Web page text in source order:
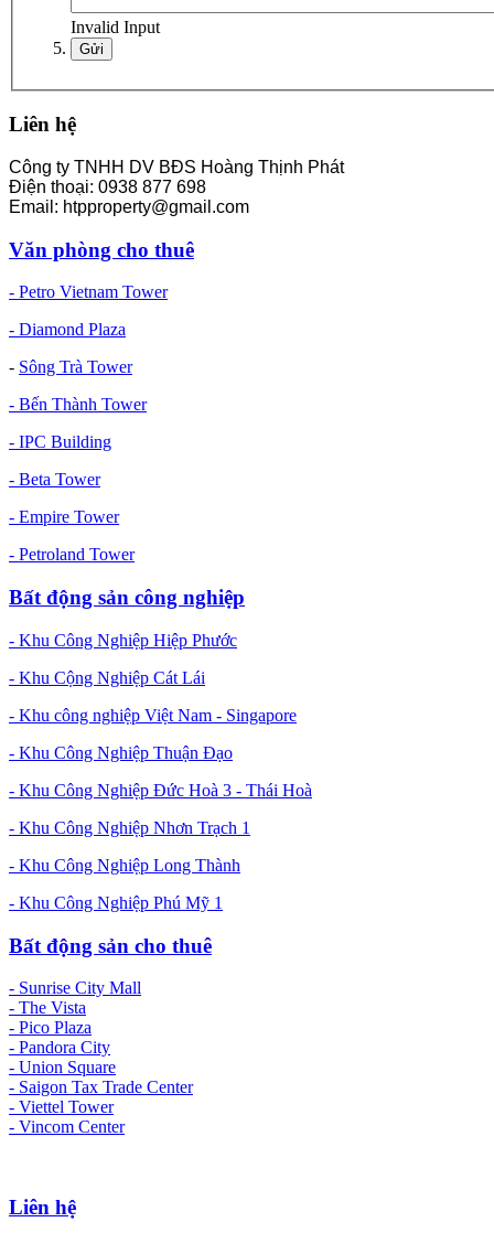
Invalid Input
Liên hệ
Công ty TNHH DV BĐS Hoàng Thịnh Phát
Điện thoại: 0938 877 698
Email: htpproperty@gmail.com
Văn phòng cho thuê
- Petro Vietnam Tower
- Diamond Plaza
- Sông Trà Tower
- Bến Thành Tower
- IPC Building
- Beta Tower
- Empire Tower
- Petroland Tower
Bất động sản công nghiệp
- Khu Công Nghiệp Hiệp Phước
- Khu Cộng Nghiệp Cát Lái
- Khu công nghiệp Việt Nam - Singapore
- Khu Công Nghiệp Thuận Đạo
- Khu Công Nghiệp Đức Hoà 3 - Thái Hoà
- Khu Công Nghiệp Nhơn Trạch 1
- Khu Công Nghiệp Long Thành
- Khu Công Nghiệp Phú Mỹ 1
Bất động sản cho thuê
- Sunrise City Mall
- The Vista
- Pico Plaza
- Pandora City
- Union Square
- Saigon Tax Trade Center
- Viettel Tower
- Vincom Center
Liên hệ